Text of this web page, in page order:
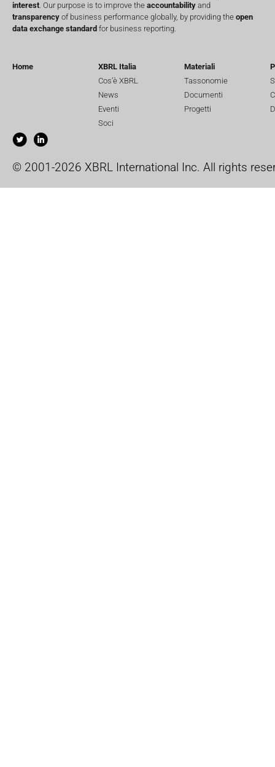
interest. Our purpose is to improve the accountability and
transparency of business performance globally, by providing the open
data exchange standard for business reporting.
Home
XBRL Italia
Cos’è XBRL
News
Eventi
Soci
Materiali
Tassonomie
Documenti
Progetti
© 2001-2026 XBRL International Inc. All rights